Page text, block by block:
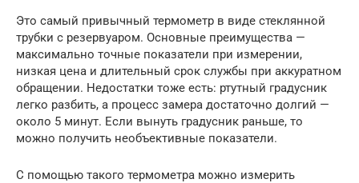
Это самый привычный термометр в виде стеклянной
трубки с резервуаром. Основные преимущества —
максимально точные показатели при измерении,
низкая цена и длительный срок службы при аккуратном
обращении. Недостатки тоже есть: ртутный градусник
легко разбить, а процесс замера достаточно долгий —
около 5 минут. Если вынуть градусник раньше, то
можно получить необъективные показатели.
С помощью такого термометра можно измерить